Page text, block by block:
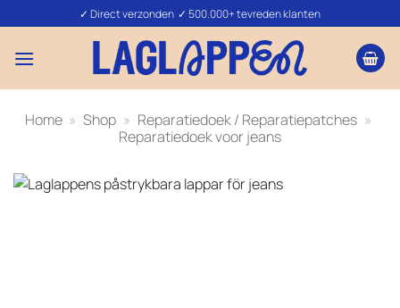
naar
inhoud
✓ Direct verzonden ✓ 500.000+ tevreden klanten
Home » Shop » Reparatiedoek / Reparatiepatches »
Reparatiedoek voor jeans